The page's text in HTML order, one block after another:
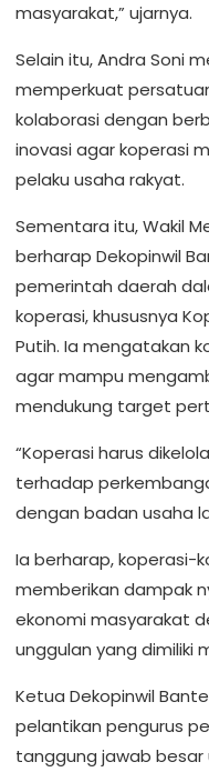
masyarakat,” ujarnya.
Selain itu, Andra Soni
memperkuat
kolaborasi dengan
inovasi agar koperasi
pelaku usaha rakyat.
Sementara itu, Wakil
berharap Dekopinwil
pemerintah daerah
koperasi, khususnya
Putih. Ia mengatakan
agar mampu
mendukung target
“Koperasi harus
terhadap
dengan badan usaha
Ia berharap, koperasi-
memberikan dampak
ekonomi masyarakat
unggulan yang dimiliki
Ketua Dekopinwil
pelantikan pengurus
tanggung jawab besar